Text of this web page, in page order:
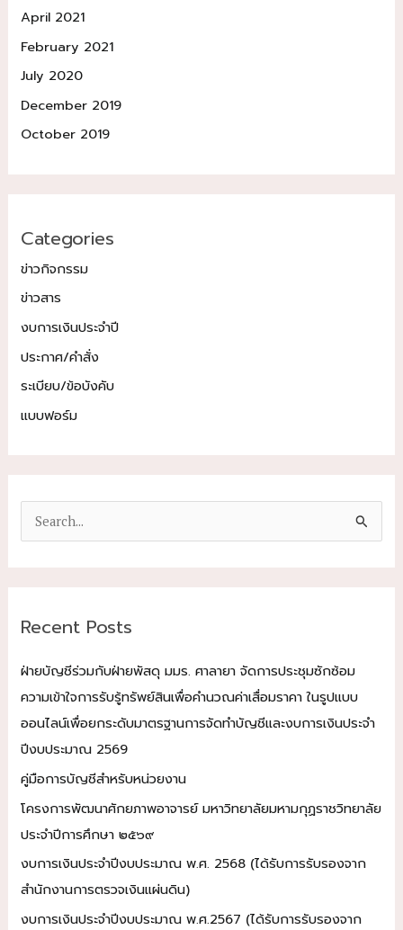
April 2021
February 2021
July 2020
December 2019
October 2019
Categories
ข่าวกิจกรรม
ข่าวสาร
งบการเงินประจำปี
ประกาศ/คำสั่ง
ระเบียบ/ข้อบังคับ
แบบฟอร์ม
e
c
f
o
r
:
Recent Posts
ฝ่ายบัญชีร่วมกับฝ่ายพัสดุ มมร. ศาลายา จัดการประชุมซักซ้อม
ความเข้าใจการรับรู้ทรัพย์สินเพื่อคำนวณค่าเสื่อมราคา ในรูปแบบ
ออนไลน์เพื่อยกระดับมาตรฐานการจัดทำบัญชีและงบการเงินประจำ
ปีงบประมาณ 2569
คู่มือการบัญชีสำหรับหน่วยงาน
โครงการพัฒนาศักยภาพอาจารย์ มหาวิทยาลัยมหามกุฏราชวิทยาลัย
ประจำปีการศึกษา ๒๕๖๙
งบการเงินประจำปีงบประมาณ พ.ศ. 2568 (ได้รับการรับรองจาก
สำนักงานการตรวจเงินแผ่นดิน)
งบการเงินประจำปีงบประมาณ พ.ศ.2567 (ได้รับการรับรองจาก